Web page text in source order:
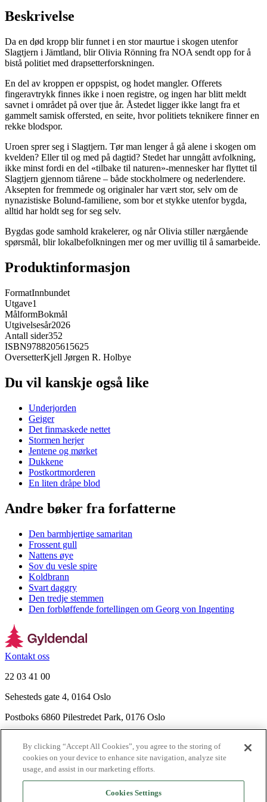
Beskrivelse
Da en død kropp blir funnet i en stor maurtue i skogen utenfor
Slagtjern i Jämtland, blir Olivia Rönning fra NOA sendt opp for å
bistå politiet med drapsetterforskningen.
En del av kroppen er oppspist, og hodet mangler. Offerets
fingeravtrykk finnes ikke i noen registre, og ingen har blitt meldt
savnet i området på over tjue år. Åstedet ligger ikke langt fra et
gammelt samisk offersted, en seite, hvor politiets teknikere finner en
rekke blodspor.
Uroen sprer seg i Slagtjern. Tør man lenger å gå alene i skogen om
kvelden? Eller til og med på dagtid? Stedet har unngått avfolkning,
ikke minst fordi en del «tilbake til naturen»-mennesker har flyttet til
Slagtjern gjennom tiårene – både stockholmere og nederlendere.
Aksepten for fremmede og originaler har vært stor, selv om de
nynazistiske Bolund-familiene, som bor et stykke utenfor bygda,
alltid har holdt seg for seg selv.
Bygdas gode samhold krakelerer, og når Olivia stiller nærgående
spørsmål, blir lokalbefolkningen mer og mer uvillig til å samarbeide.
Produktinformasjon
FormatInnbundet
Utgave1
MålformBokmål
Utgivelsesår2026
Antall sider352
ISBN9788205615625
OversetterKjell Jørgen R. Holbye
Du vil kanskje også like
Underjorden
Geiger
Det finmaskede nettet
Stormen herjer
Jentene og mørket
Dukkene
Postkortmorderen
En liten dråpe blod
Andre bøker fra forfatterne
Den barmhjertige samaritan
Frossent gull
Nattens øye
Sov du vesle spire
Koldbrann
Svart daggry
Den tredje stemmen
Den forbløffende fortellingen om Georg von Ingenting
Kontakt oss
22 03 41 00
Sehesteds gate 4, 0164 Oslo
Postboks 6860 Pilestredet Park, 0176 Oslo
Nyhetsbrev
Ledige stillinger
Send inn manus
By clicking “Accept All Cookies”, you agree to the storing of
cookies on your device to enhance site navigation, analyze site
usage, and assist in our marketing efforts.
Cookies Settings